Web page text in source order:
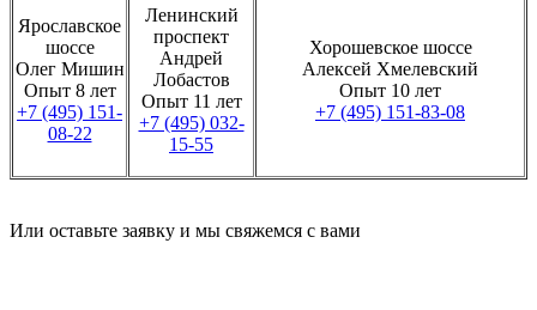
Ярославское
шоссе
Олег Мишин
Опыт 8 лет
+7 (495) 151-
08-22
Ленинский
проспект
Андрей
Лобастов
Опыт 11 лет
+7 (495) 032-
15-55
Хорошевское шоссе
Алексей Хмелевский
Опыт 10 лет
+7 (495) 151-83-08
Или оставьте заявку и мы свяжемся с вами